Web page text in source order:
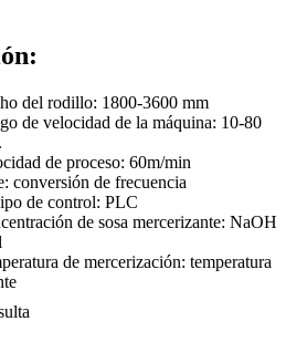
del rodillo: 1800-3600 mm
de velocidad de la máquina: 10-80
de proceso: 60m/min
conversión de frecuencia
de control: PLC
de sosa mercerizante: NaOH
de mercerización: temperatura